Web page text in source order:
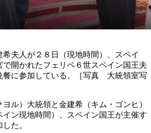
夫人が２８日（現地時間）、スペイ
で開かれたフェリペ６世スペイン国王夫
餐に参加している。［写真 大統領室写
ル）大統領と金建希（キム・ゴンヒ）
イン現地時間）、スペイン国王が主催す
た。